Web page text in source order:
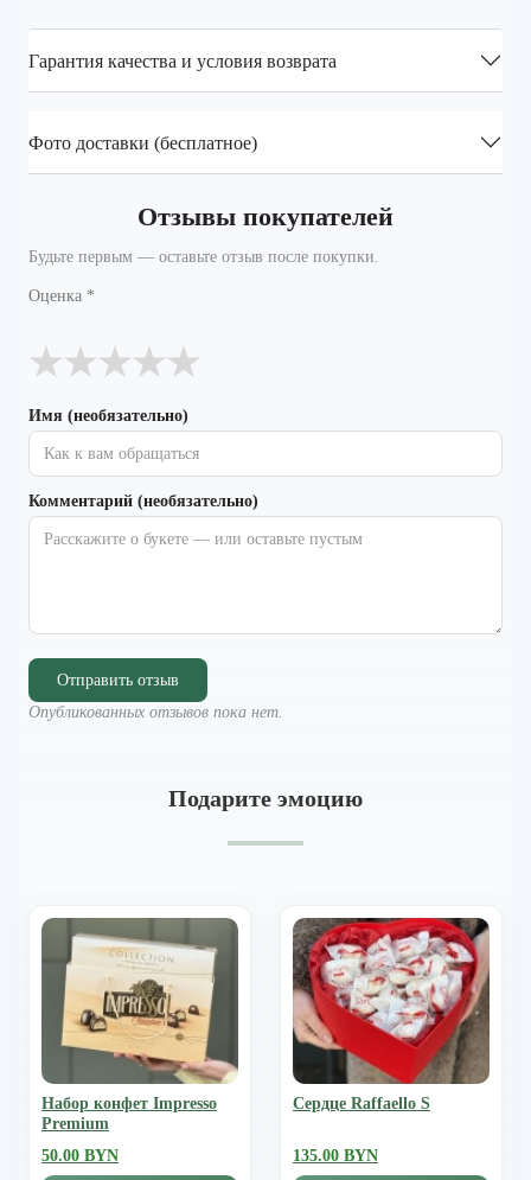
Гарантия качества и условия возврата
Фото доставки (бесплатное)
Отзывы покупателей
Будьте первым — оставьте отзыв после покупки.
Оценка *
★
★
★
★
★
Имя (необязательно)
Комментарий (необязательно)
Отправить отзыв
Опубликованных отзывов пока нет.
Подарите эмоцию
Набор конфет Impresso
Premium
50.00 BYN
Сердце Raffaello S
135.00 BYN